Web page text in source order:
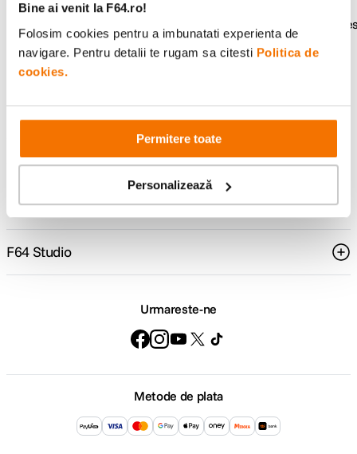
Bine ai venit la F64.ro!
Folosim cookies pentru a imbunatati experienta de
navigare. Pentru detalii te rugam sa citesti Politica de
cookies.
Permitere toate
Personalizează
specializata
Livrare gratuita
499lei
Comenzi si livrare
Suport
Service si garantii
F64 Studio
Urmareste-ne
Metode de plata